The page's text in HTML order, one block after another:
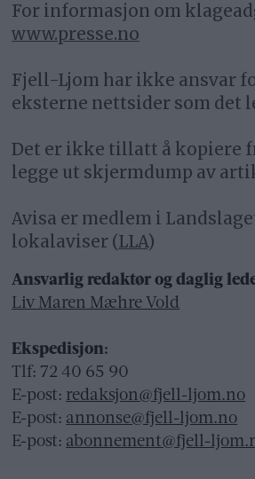
For informasjon om
www.presse.no
Fjell-Ljom har ikke ansvar
eksterne nettsider som det
Det er ikke tillatt å kopiere
legge ut skjermdump av
Avisa er medlem i
lokalaviser (LLA)
Ansvarlig redaktør og daglig
Liv Maren Mæhre Vold
Ekspedisjon:
Tlf: 72 40 65 90
E-post: redaksjon@fjell-ljom.no
E-post: annonse@fjell-ljom.no
E-post: abonnement@fjell-